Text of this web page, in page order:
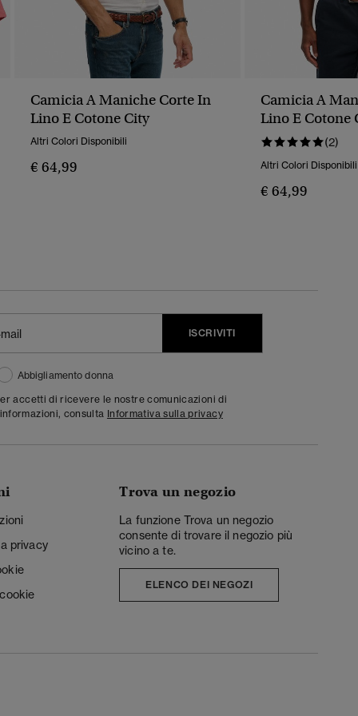
Camicia A Maniche Corte In
Lino E Cotone City
Altri Colori Disponibili
€ 64,99
Camicia A
Lino E Cotone
(2)
Altri Colori Disponibili
€ 64,99
ISCRIVITI
Abbigliamento donna
accetti di ricevere le nostre comunicazioni di
consulta Informativa sulla privacy
privacy
Trova un negozio
La funzione Trova un negozio
consente di trovare il negozio più
vicino a te.
ELENCO DEI NEGOZI